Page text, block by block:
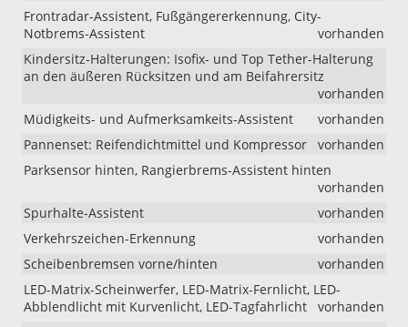
Frontradar-Assistent, Fußgängererkennung, City-
Notbrems-Assistent
vorhanden
Kindersitz-Halterungen: Isofix- und Top Tether-Halterung
an den äußeren Rücksitzen und am Beifahrersitz
vorhanden
Müdigkeits- und Aufmerksamkeits-Assistent
vorhanden
Pannenset: Reifendichtmittel und Kompressor
vorhanden
Parksensor hinten, Rangierbrems-Assistent hinten
vorhanden
Spurhalte-Assistent
vorhanden
Verkehrszeichen-Erkennung
vorhanden
Scheibenbremsen vorne/hinten
vorhanden
LED-Matrix-Scheinwerfer, LED-Matrix-Fernlicht, LED-
Abblendlicht mit Kurvenlicht, LED-Tagfahrlicht
vorhanden